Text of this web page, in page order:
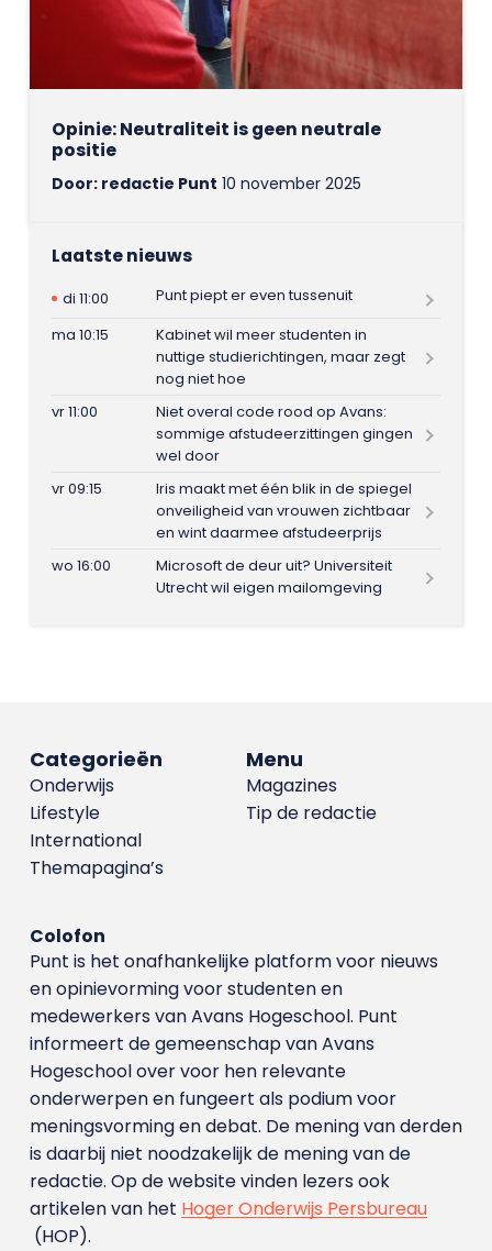
Opinie: Neutraliteit is geen neutrale
positie
Door: redactie Punt 10 november 2025
Laatste nieuws
di 11:00
Punt piept er even tussenuit
ma 10:15
Kabinet wil meer studenten in
nuttige studierichtingen, maar zegt
nog niet hoe
vr 11:00
Niet overal code rood op Avans:
sommige afstudeerzittingen gingen
wel door
vr 09:15
Iris maakt met één blik in de spiegel
onveiligheid van vrouwen zichtbaar
en wint daarmee afstudeerprijs
wo 16:00
Microsoft de deur uit? Universiteit
Utrecht wil eigen mailomgeving
Menu
Magazines
Tip de redactie
Categorieën
Onderwijs
Lifestyle
International
Themapagina’s
Colofon
Punt is het onafhankelijke platform voor nieuws
en opinievorming voor studenten en
medewerkers van Avans Hoge­school. Punt
informeert de gemeenschap van Avans
Hogeschool over voor hen relevante
onderwerpen en fungeert als podium voor
meningsvorming en debat. De mening van derden
is daarbij niet noodzakelijk de mening van de
redactie. Op de website vinden lezers ook
artikelen van het Hoger Onderwijs Persbureau
(HOP).